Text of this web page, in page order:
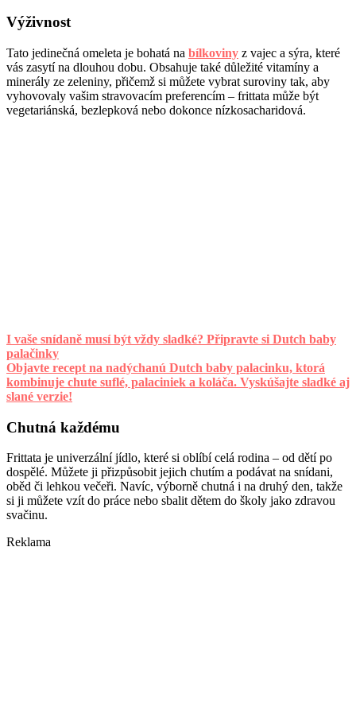
Výživnost
Tato jedinečná omeleta je bohatá na bílkoviny z vajec a sýra, které
vás zasytí na dlouhou dobu. Obsahuje také důležité vitamíny a
minerály ze zeleniny, přičemž si můžete vybrat suroviny tak, aby
vyhovovaly vašim stravovacím preferencím – frittata může být
vegetariánská, bezlepková nebo dokonce nízkosacharidová.
I vaše snídaně musí být vždy sladké? Připravte si Dutch baby
palačinky
Objavte recept na nadýchanú Dutch baby palacinku, ktorá
kombinuje chute suflé, palaciniek a koláča. Vyskúšajte sladké aj
slané verzie!
Chutná každému
Frittata je univerzální jídlo, které si oblíbí celá rodina – od dětí po
dospělé. Můžete ji přizpůsobit jejich chutím a podávat na snídani,
oběd či lehkou večeři. Navíc, výborně chutná i na druhý den, takže
si ji můžete vzít do práce nebo sbalit dětem do školy jako zdravou
svačinu.
Reklama